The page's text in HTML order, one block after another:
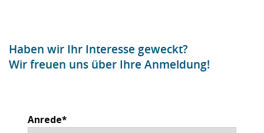
Haben wir Ihr Interesse geweckt?
Wir freuen uns über Ihre Anmeldung!
Anrede